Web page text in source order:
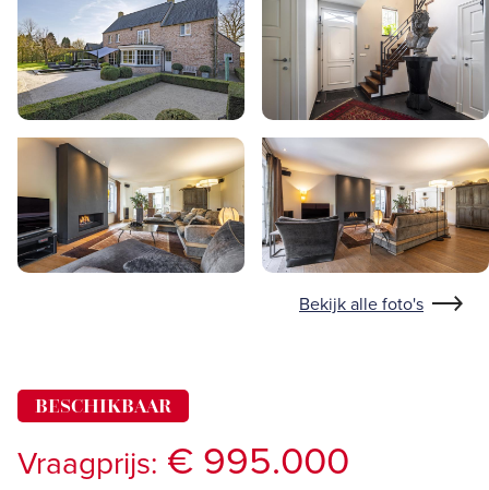
Bekijk alle foto's
BESCHIKBAAR
Vraagprijs: € 995.000